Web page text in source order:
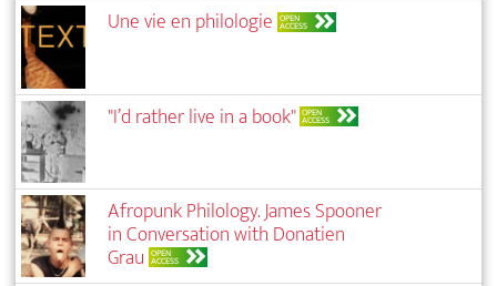
Une vie en philologie OPEN
ACCESS
"I’d rather live in a book" OPEN
ACCESS
Afropunk Philology. James Spooner
in Conversation with Donatien
Grau OPEN
ACCESS